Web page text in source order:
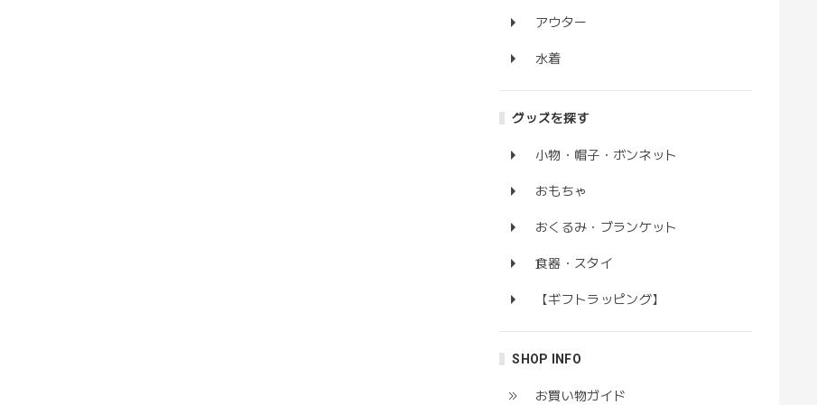
アウター
水着
グッズを探す
小物・帽子・ボンネット
おもちゃ
おくるみ・ブランケット
食器・スタイ
【ギフトラッピング】
SHOP INFO
お買い物ガイド